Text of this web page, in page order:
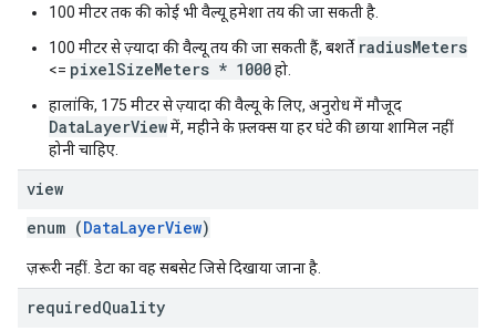
100 मीटर तक की कोई भी वैल्यू हमेशा तय की जा सकती है.
100 मीटर से ज़्यादा की वैल्यू तय की जा सकती हैं, बशर्ते radiusMeters
<= pixelSizeMeters * 1000हो.
हालांकि, 175 मीटर से ज़्यादा की वैल्यू के लिए, अनुरोध में मौजूद
DataLayerViewमें, महीने के फ़्लक्स या हर घंटे की छाया शामिल नहीं
होनी चाहिए.
view
enum (DataLayerView)
ज़रूरी नहीं. डेटा का वह सबसेट जिसे दिखाया जाना है.
requiredQuality